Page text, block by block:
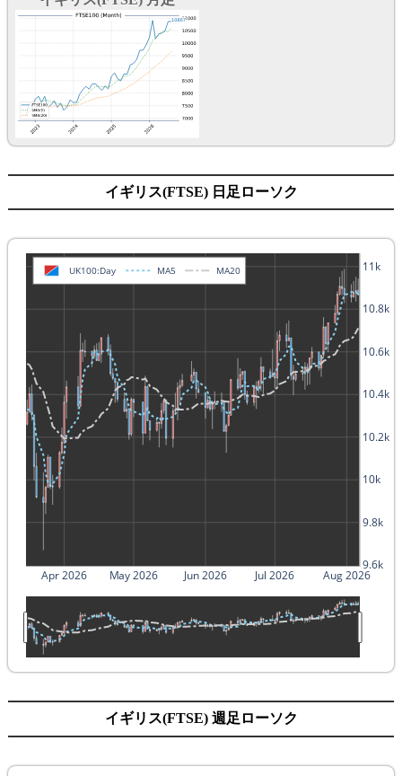
イギリス(FTSE) 日足ローソク
Apr 2026 May 2026 Jun 2026 Jul 2026 Aug 2026
9.6k
9.8k
10k
10.2k
10.4k
10.6k
10.8k
11k
UK100:Day MA5 MA20
イギリス(FTSE) 週足ローソク